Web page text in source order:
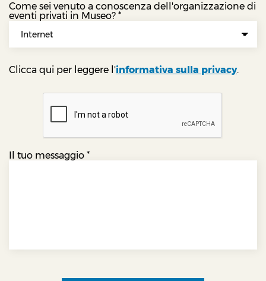
Come sei venuto a conoscenza dell'organizzazione di
eventi privati in Museo? *
Clicca qui per leggere l'informativa sulla privacy.
Il tuo messaggio *